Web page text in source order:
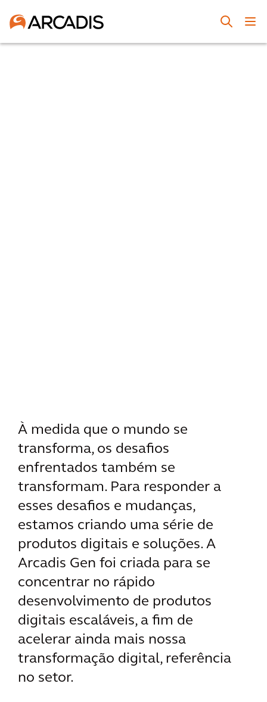
À medida que o mundo se
transforma, os desafios
enfrentados também se
transformam. Para responder a
esses desafios e mudanças,
estamos criando uma série de
produtos digitais e soluções. A
Arcadis Gen foi criada para se
concentrar no rápido
desenvolvimento de produtos
digitais escaláveis, a fim de
acelerar ainda mais nossa
transformação digital, referência
no setor.